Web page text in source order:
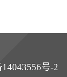
号-2